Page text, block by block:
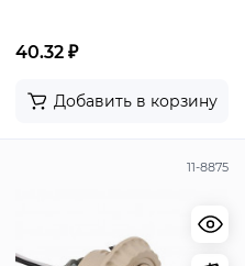
40.32 ₽
Добавить в корзину
11-8875